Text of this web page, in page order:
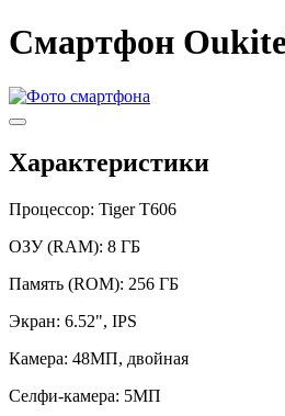
Смартфон
Характеристики
Процессор: Tiger T606
ОЗУ (RAM): 8 ГБ
Память (ROM): 256 ГБ
Экран: 6.52", IPS
Камера: 48МП, двойная
Селфи-камера: 5МП